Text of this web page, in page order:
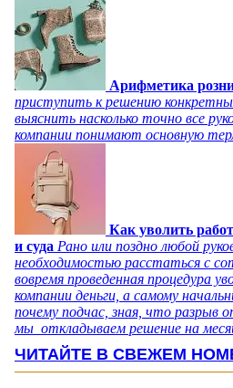
Арифметика
приступить к решению
выяснить насколько точно все
компании понимают основную
Как уволить
и суда Рано или поздно любой
необходимостью расстаться с
вовремя проведенная процедура
компании деньги, а самому
почему подчас, зная, что разрыв
мы откладываем решение на
ЧИТАЙТЕ В СВЕЖЕМ